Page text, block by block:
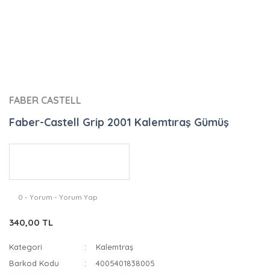
FABER CASTELL
Faber-Castell Grip 2001 Kalemtıraş Gümüş
0 - Yorum - Yorum Yap
340,00 TL
Kategori
Kalemtraş
Barkod Kodu
4005401838005